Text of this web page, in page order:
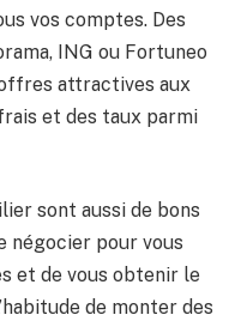
vos comptes. Des
ING ou Fortuneo
attractives aux
et des taux parmi
sont aussi de bons
négocier pour vous
et de vous obtenir le
de monter des